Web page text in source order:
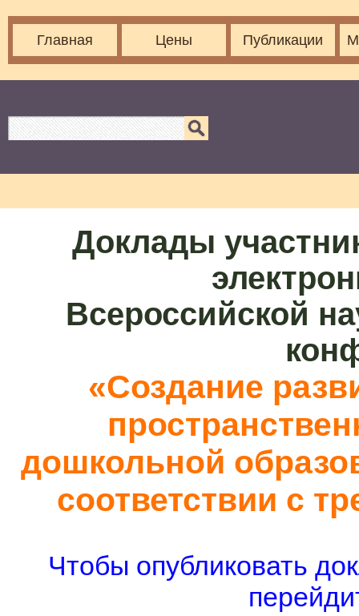
Главная Цены Публикации
Доклады
Всероссийской
«Создание
дошкольной
соответствии с
Чтобы опубликовать